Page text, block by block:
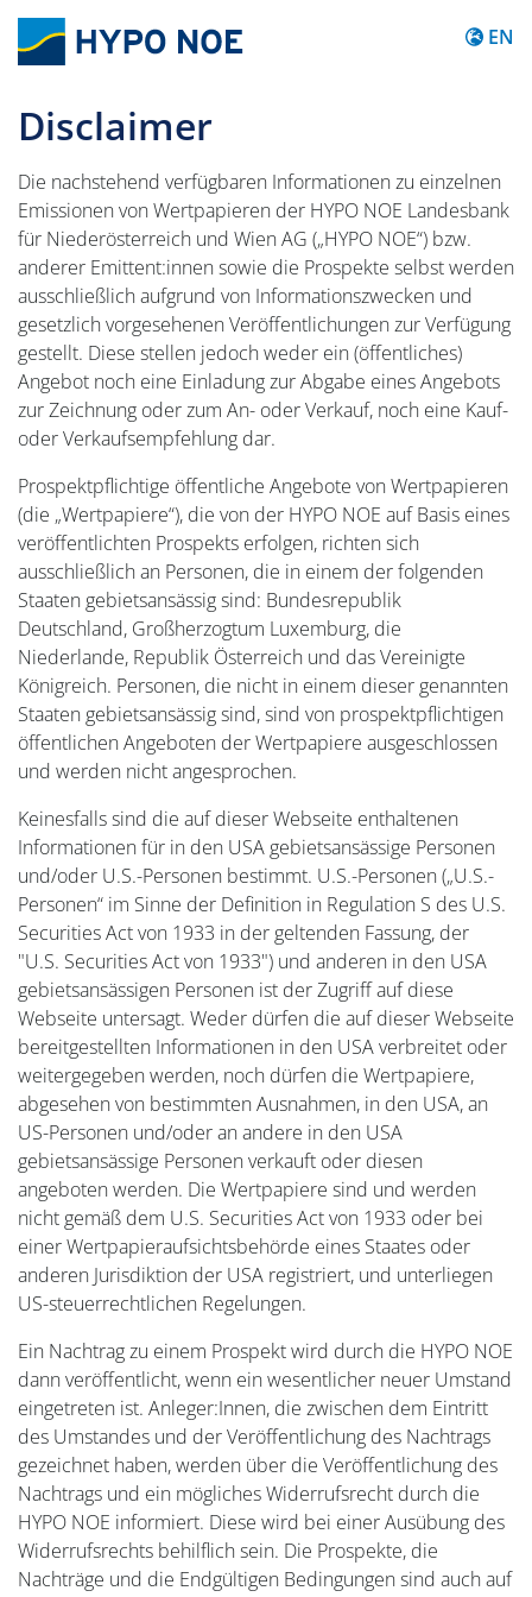
EN
Disclaimer
Die nachstehend verfügbaren Informationen zu einzelnen
Emissionen von Wertpapieren der HYPO NOE Landesbank
für Niederösterreich und Wien AG („HYPO NOE“) bzw.
anderer Emittent:innen sowie die Prospekte selbst werden
ausschließlich aufgrund von Informationszwecken und
gesetzlich vorgesehenen Veröffentlichungen zur Verfügung
gestellt. Diese stellen jedoch weder ein (öffentliches)
Angebot noch eine Einladung zur Abgabe eines Angebots
zur Zeichnung oder zum An- oder Verkauf, noch eine Kauf-
oder Verkaufsempfehlung dar.
Prospektpflichtige öffentliche Angebote von Wertpapieren
(die „Wertpapiere“), die von der HYPO NOE auf Basis eines
veröffentlichten Prospekts erfolgen, richten sich
ausschließlich an Personen, die in einem der folgenden
Staaten gebietsansässig sind: Bundesrepublik
Deutschland, Großherzogtum Luxemburg, die
Niederlande, Republik Österreich und das Vereinigte
Königreich. Personen, die nicht in einem dieser genannten
Staaten gebietsansässig sind, sind von prospektpflichtigen
öffentlichen Angeboten der Wertpapiere ausgeschlossen
und werden nicht angesprochen.
Keinesfalls sind die auf dieser Webseite enthaltenen
Informationen für in den USA gebietsansässige Personen
und/oder U.S.-Personen bestimmt. U.S.-Personen („U.S.-
Personen“ im Sinne der Definition in Regulation S des U.S.
Securities Act von 1933 in der geltenden Fassung, der
"U.S. Securities Act von 1933") und anderen in den USA
gebietsansässigen Personen ist der Zugriff auf diese
Webseite untersagt. Weder dürfen die auf dieser Webseite
bereitgestellten Informationen in den USA verbreitet oder
weitergegeben werden, noch dürfen die Wertpapiere,
abgesehen von bestimmten Ausnahmen, in den USA, an
US-Personen und/oder an andere in den USA
gebietsansässige Personen verkauft oder diesen
angeboten werden. Die Wertpapiere sind und werden
nicht gemäß dem U.S. Securities Act von 1933 oder bei
einer Wertpapieraufsichtsbehörde eines Staates oder
anderen Jurisdiktion der USA registriert, und unterliegen
US-steuerrechtlichen Regelungen.
Ein Nachtrag zu einem Prospekt wird durch die HYPO NOE
dann veröffentlicht, wenn ein wesentlicher neuer Umstand
eingetreten ist. Anleger:Innen, die zwischen dem Eintritt
des Umstandes und der Veröffentlichung des Nachtrags
gezeichnet haben, werden über die Veröffentlichung des
Nachtrags und ein mögliches Widerrufsrecht durch die
HYPO NOE informiert. Diese wird bei einer Ausübung des
Widerrufsrechts behilflich sein. Die Prospekte, die
Nachträge und die Endgültigen Bedingungen sind auch auf